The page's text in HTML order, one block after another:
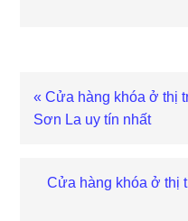
Bài
viết
« Cửa hàng khóa ở thị
Sơn La uy tín nhất
Bài
Cửa hàng khóa ở thị